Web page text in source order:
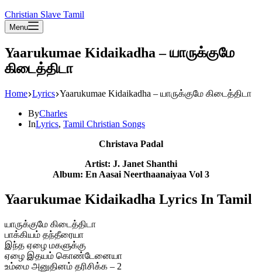
Christian Slave Tamil
Menu
Yaarukumae Kidaikadha – யாருக்குமே
கிடைத்திடா
Home Lyrics Yaarukumae Kidaikadha – யாருக்குமே கிடைத்திடா
ByCharles
InLyrics, Tamil Christian Songs
Christava Padal
Artist: J. Janet Shanthi
Album: En Aasai Neerthaanaiyaa Vol 3
Yaarukumae Kidaikadha Lyrics In Tamil
யாருக்குமே கிடைத்திடா
பாக்கியம் தந்தீரையா
இந்த ஏழை மகளுக்கு
ஏழை இதயம் கொண்டேனையா
உம்மை அனுதினம் தரிசிக்க – 2